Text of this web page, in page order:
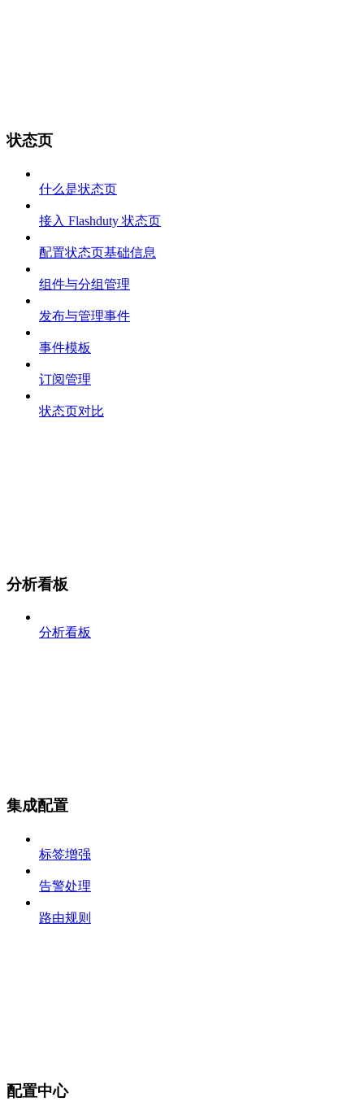
状态页
什么是状态页
接入 Flashduty 状态页
配置状态页基础信息
组件与分组管理
发布与管理事件
事件模板
订阅管理
状态页对比
分析看板
分析看板
集成配置
标签增强
告警处理
路由规则
配置中心